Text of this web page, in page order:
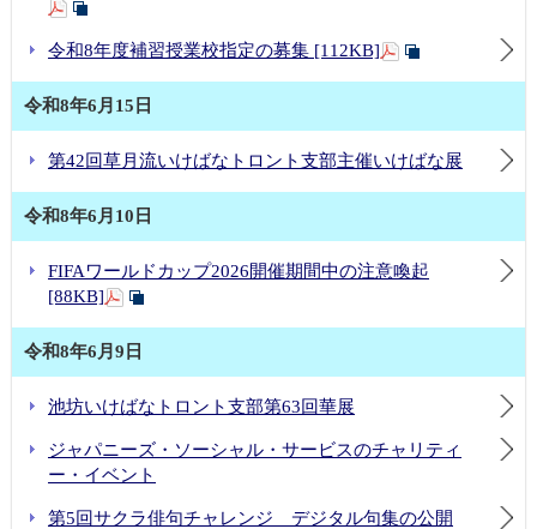
令和8年度補習授業校指定の募集 [112KB]
令和8年6月15日
第42回草月流いけばなトロント支部主催いけばな展
令和8年6月10日
FIFAワールドカップ2026開催期間中の注意喚起
[88KB]
令和8年6月9日
池坊いけばなトロント支部第63回華展
ジャパニーズ・ソーシャル・サービスのチャリティ
ー・イベント
第5回サクラ俳句チャレンジ デジタル句集の公開